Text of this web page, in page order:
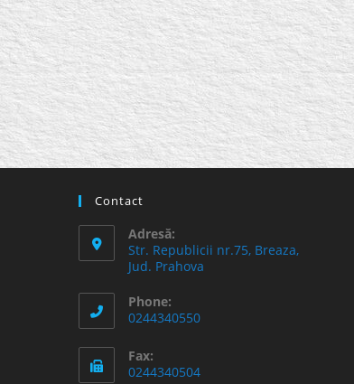
Contact
Adresă:
Str. Republicii nr.75, Breaza,
Jud. Prahova
Phone:
0244340550
Fax:
0244340504